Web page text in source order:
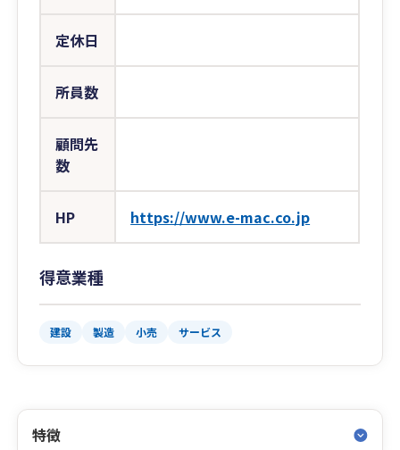
定休日
所員数
顧問先
数
HP https://www.e-mac.co.jp
得意業種
建設 製造 小売 サービス
特徴